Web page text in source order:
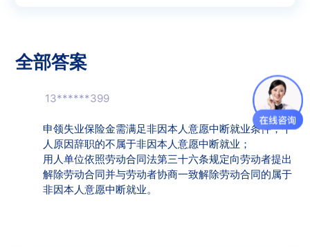
全部答案
13******399 0 个赞
申领失业保险金需满足非因本人意愿中断就业条件，个
人原因辞职的不属于非因本人意愿中断就业；
用人单位依照劳动合同法第三十六条规定向劳动者提出
解除劳动合同并与劳动者协商一致解除劳动合同的属于
非因本人意愿中断就业。